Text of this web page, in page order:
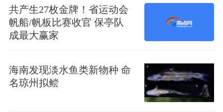
共产生27枚金牌！省运动会
帆船/帆板比赛收官 保亭队
成最大赢家
海南发现淡水鱼类新物种 命
名琼州拟鲿